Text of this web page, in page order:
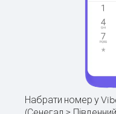
Набрати номер у